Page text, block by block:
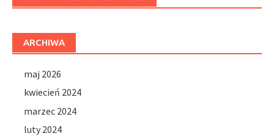
ARCHIWA
maj 2026
kwiecień 2024
marzec 2024
luty 2024